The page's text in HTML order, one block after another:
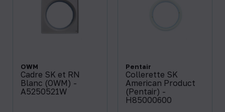
OWM
Cadre SK et RN
Blanc (OWM) -
A5250521W
Pentair
Collerette SK
American Product
(Pentair) -
H85000600